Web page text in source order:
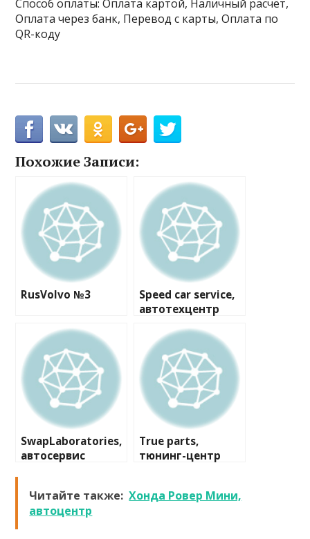
Способ оплаты: Оплата картой, Наличный расчёт,
Оплата через банк, Перевод с карты, Оплата по
QR-коду
Похожие Записи:
RusVolvo №3
Speed car service,
автотехцентр
SwapLaboratories,
автосервис
True parts,
тюнинг-центр
Читайте также: Хонда Ровер Мини,
автоцентр